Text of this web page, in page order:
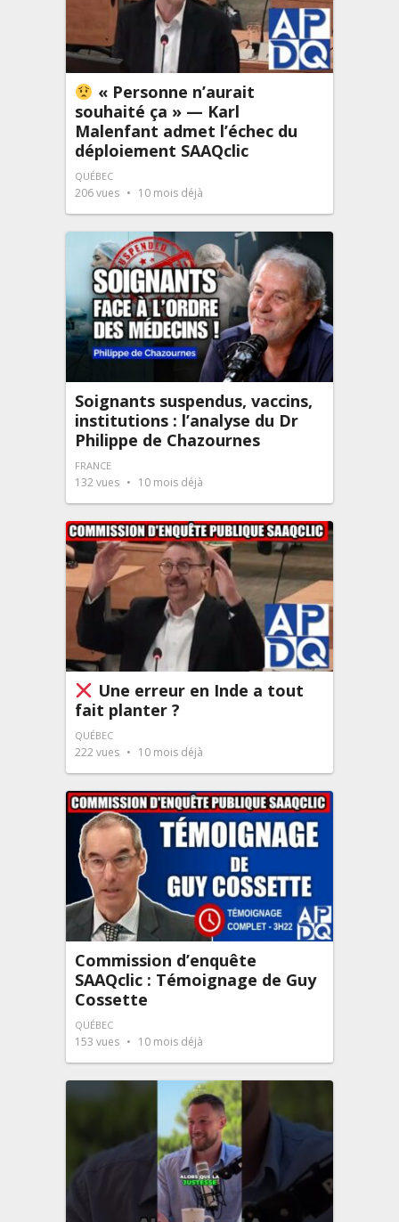
« Personne n’aurait
souhaité ça » — Karl
Malenfant admet l’échec du
déploiement SAAQclic
QUÉBEC
206vues 10 mois déjà
Soignants suspendus, vaccins,
institutions : l’analyse du Dr
Philippe de Chazournes
FRANCE
132vues 10 mois déjà
Une erreur en Inde a tout
fait planter ?
QUÉBEC
222vues 10 mois déjà
Commission d’enquête
SAAQclic : Témoignage de Guy
Cossette
QUÉBEC
153 vues 10 mois déjà